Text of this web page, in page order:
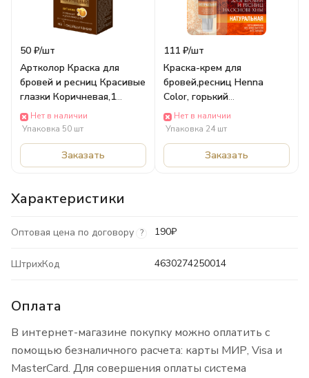
50 ₽/шт
Артколор Краска для
бровей и ресниц Красивые
глазки Коричневая,1
применение кар/п (1,5г +
6мл) 20065 Стимул Колор
Косметик
Нет в наличии
Упаковка 50 шт
Заказать
111 ₽/шт
Краска-крем для
бровей,ресниц Henna
Color, горький
шоколад,тюб.блистер
(5мл) 1220
ФИТОКОСМЕТИК
Нет в наличии
Упаковка 24 шт
Заказать
Характеристики
Оптовая цена по договору ? 190₽
ШтрихКод 4630274250014
Оплата
В интернет-магазине покупку можно оплатить с
помощью безналичного расчета: карты МИР, Visa и
MasterCard. Для совершения оплаты система